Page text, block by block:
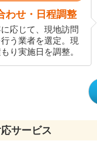
わせ・日程調整
応じて、現地訪問
う業者を選定。現
り実施日を調整。
サービス